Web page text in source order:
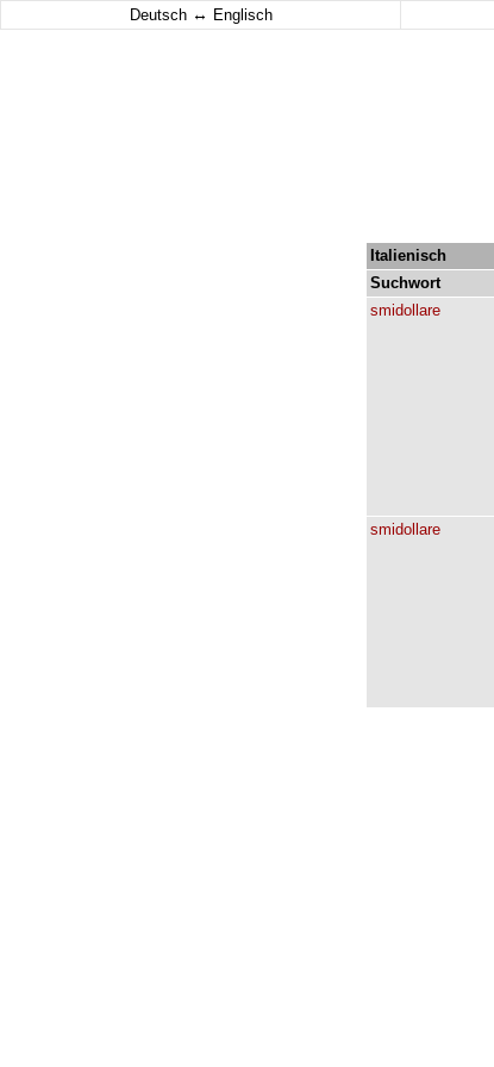
Deutsch ↔ Englisch
Italienisch
Suchwort
smidollare
smidollare